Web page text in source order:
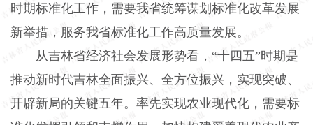
时期标准化工作，需要我省统筹谋划标准化改革发展
新举措，服务我省标准化工作高质量发展。
从吉林省经济社会发展形势看，“十四五”时期是
推动新时代吉林全面振兴、全方位振兴，实现突破、
开辟新局的关键五年。率先实现农业现代化，需要标